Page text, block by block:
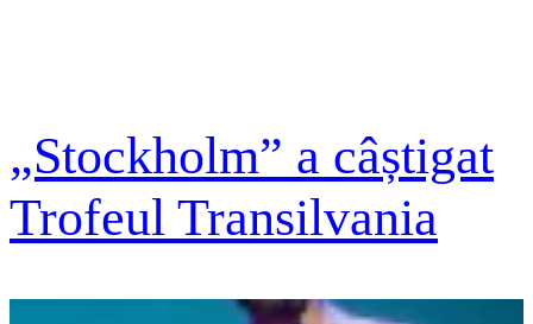
„Stockholm” a câștigat
Trofeul Transilvania